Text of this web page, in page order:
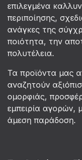
επιλεγμένα
περιποίησης,
ανάγκες της
ποιότητα, την
πολυτέλεια.
Τα προϊόντα μας
αναζητούν
ομορφιάς,
εμπειρία αγορών,
άμεση παράδοση.